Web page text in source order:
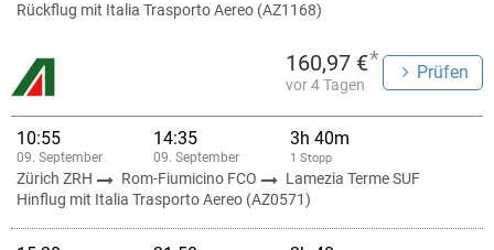
Rückflug mit Italia Trasporto Aereo (AZ1168)
160,97 €*
vor 4 Tagen
Prüfen
10:55
09. September
14:35
09. September
3h 40m
1 Stopp
Zürich ZRH Rom-Fiumicino FCO
Lamezia Terme SUF
Hinflug mit Italia Trasporto Aereo (AZ0571)